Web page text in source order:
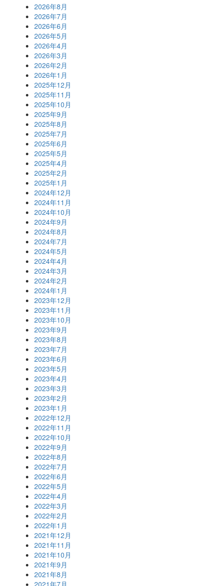
2026年8月
2026年7月
2026年6月
2026年5月
2026年4月
2026年3月
2026年2月
2026年1月
2025年12月
2025年11月
2025年10月
2025年9月
2025年8月
2025年7月
2025年6月
2025年5月
2025年4月
2025年2月
2025年1月
2024年12月
2024年11月
2024年10月
2024年9月
2024年8月
2024年7月
2024年5月
2024年4月
2024年3月
2024年2月
2024年1月
2023年12月
2023年11月
2023年10月
2023年9月
2023年8月
2023年7月
2023年6月
2023年5月
2023年4月
2023年3月
2023年2月
2023年1月
2022年12月
2022年11月
2022年10月
2022年9月
2022年8月
2022年7月
2022年6月
2022年5月
2022年4月
2022年3月
2022年2月
2022年1月
2021年12月
2021年11月
2021年10月
2021年9月
2021年8月
2021年7月